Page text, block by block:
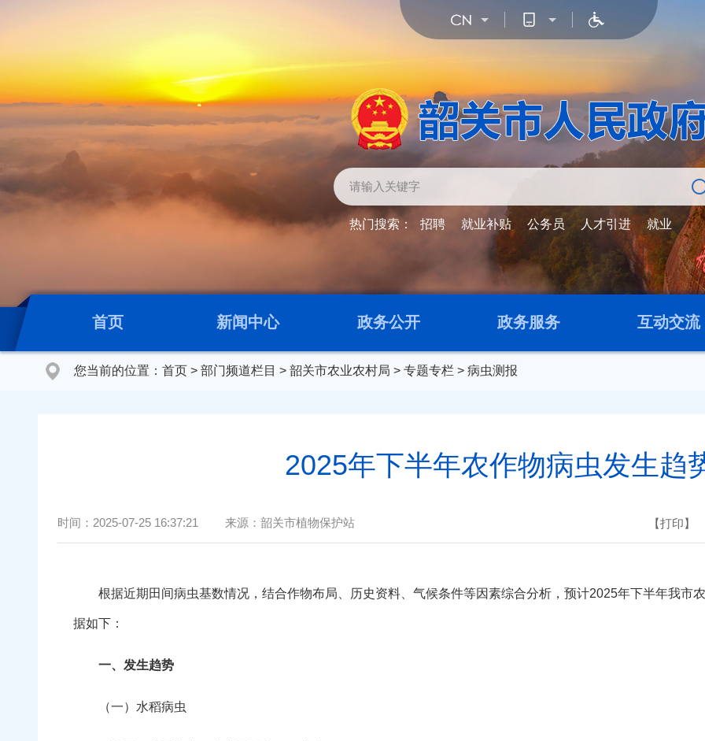
热门搜索： 招聘 就业补贴 公务员 人才引进 就业
首页 新闻中心 政务公开 政务服务 互动交流
您当前的位置： 首页 > 部门频道栏目 > 韶关市农业农村局 > 专题专栏 > 病虫测报
2025年下半年农作物病虫发生趋
时间： 2025-07-25 16:37:21 来源： 韶关市植物保护站 【打印】
根据近期田间病虫基数情况，结合作物布局、历史资料、气候条件等因素综合分析，预计2025年下半年我市
据如下：
一、发生趋势
（一）水稻病虫